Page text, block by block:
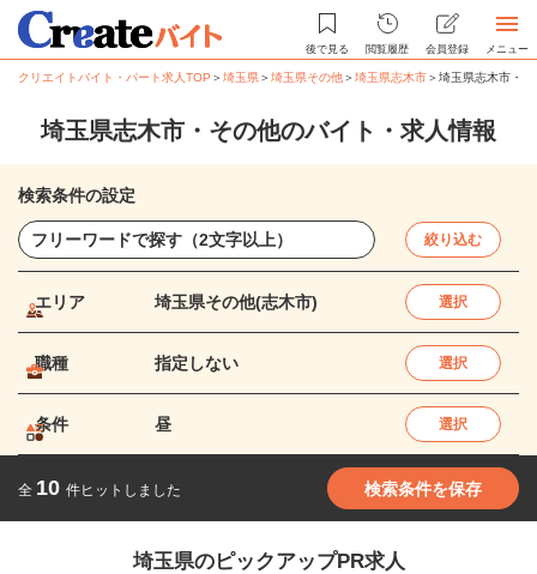
後で見る 閲覧履歴 会員登録 メニュー
クリエイトバイト・パート求人TOP ＞埼玉県＞埼玉県その他＞埼玉県志木市＞埼玉県志木市・
埼玉県志木市・その他のバイト・求人情報
検索条件の設定
絞り込む
エリア 埼玉県その他(志木市) 選択
職種 指定しない 選択
条件 昼 選択
全 10 件ヒットしました 検索条件を保存
埼玉県のピックアップPR求人